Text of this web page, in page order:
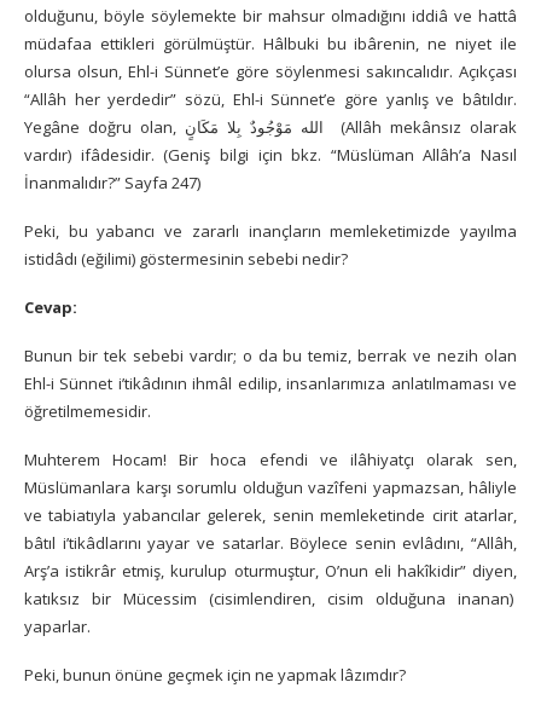
olduğunu, böyle söylemekte bir mahsur olmadığını iddiâ ve hattâ
müdafaa ettikleri görülmüştür. Hâlbuki bu ibârenin, ne niyet ile
olursa olsun, Ehl-i Sünnet’e göre söylenmesi sakıncalıdır. Açıkçası
“Allâh her yerdedir” sözü, Ehl-i Sünnet’e göre yanlış ve bâtıldır.
Yegâne doğru olan, الله مَوْجُودٌ بِلا مَكَانٍ (Allâh mekânsız olarak
vardır) ifâdesidir. (Geniş bilgi için bkz. “Müslüman Allâh’a Nasıl
İnanmalıdır?” Sayfa 247)
Peki, bu yabancı ve zararlı inançların memleketimizde yayılma
istidâdı (eğilimi) göstermesinin sebebi nedir?
Cevap:
Bunun bir tek sebebi vardır; o da bu temiz, berrak ve nezih olan
Ehl-i Sünnet i’tikâdının ihmâl edilip, insanlarımıza anlatılmaması ve
öğretilmemesidir.
Muhterem Hocam! Bir hoca efendi ve ilâhiyatçı olarak sen,
Müslümanlara karşı sorumlu olduğun vazîfeni yapmazsan, hâliyle
ve tabiatıyla yabancılar gelerek, senin memleketinde cirit atarlar,
bâtıl i’tikâdlarını yayar ve satarlar. Böylece senin evlâdını, “Allâh,
Arş’a istikrâr etmiş, kurulup oturmuştur, O’nun eli hakîkidir” diyen,
katıksız bir Mücessim (cisimlendiren, cisim olduğuna inanan)
yaparlar.
Peki, bunun önüne geçmek için ne yapmak lâzımdır?